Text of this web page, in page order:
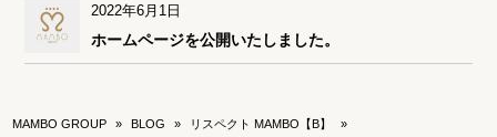
2022年6月1日
ホームページを公開いたしました。
MAMBO GROUP » BLOG » リスペクト MAMBO【B】 »